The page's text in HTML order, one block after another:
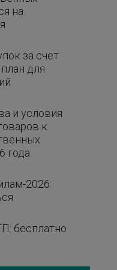
на
за счет
для
и условия
к
года
2026:
бесплатно